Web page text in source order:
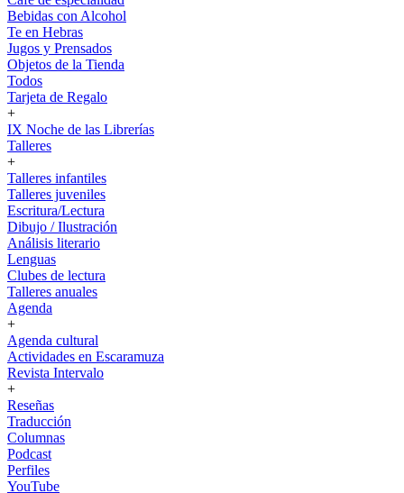
Bebidas con Alcohol
Te en Hebras
Jugos y Prensados
Objetos de la Tienda
Todos
Tarjeta de Regalo
+
IX Noche de las Librerías
Talleres
+
Talleres infantiles
Talleres juveniles
Escritura/Lectura
Dibujo / Ilustración
Análisis literario
Lenguas
Clubes de lectura
Talleres anuales
Agenda
+
Agenda cultural
Actividades en Escaramuza
Revista Intervalo
+
Reseñas
Traducción
Columnas
Podcast
Perfiles
YouTube